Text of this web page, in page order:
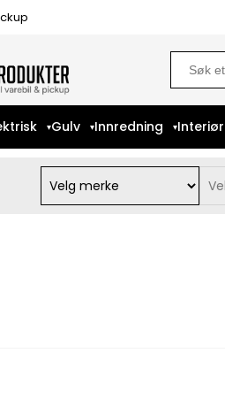
Search
for:
Gulv Innredning Interiør